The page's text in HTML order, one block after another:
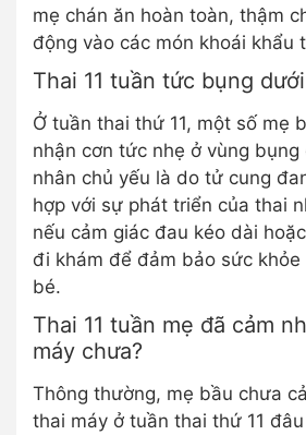
mẹ chán ăn hoàn toàn, thậm
động vào các món khoái khẩu
Thai 11 tuần tức bụng dưới
Ở tuần thai thứ 11, một số mẹ
nhận cơn tức nhẹ ở vùng bụng
nhân chủ yếu là do tử cung
hợp với sự phát triển của thai
nếu cảm giác đau kéo dài
đi khám để đảm bảo sức khỏe
bé.
Thai 11 tuần mẹ đã cảm
máy chưa?
Thông thường, mẹ bầu chưa
thai máy ở tuần thai thứ 11